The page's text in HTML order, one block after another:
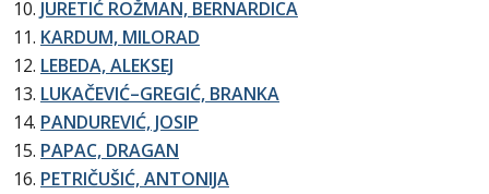
10. JURETIĆ ROŽMAN, BERNARDICA
11. KARDUM, MILORAD
12. LEBEDA, ALEKSEJ
13. LUKAČEVIĆ–GREGIĆ, BRANKA
14. PANDUREVIĆ, JOSIP
15. PAPAC, DRAGAN
16. PETRIČUŠIĆ, ANTONIJA